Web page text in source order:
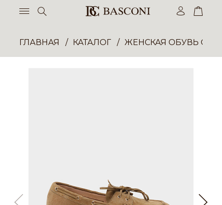
ГЛАВНАЯ КАТАЛОГ ЖЕНСКАЯ ОБУВЬ